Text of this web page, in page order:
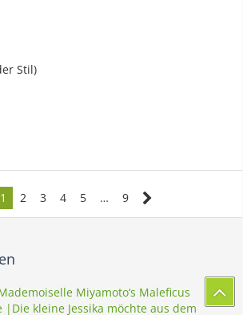
Stil)
1 2 3 4 5 … 9
Miyamoto‘s Maleficus
|Die kleine Jessika möchte aus dem